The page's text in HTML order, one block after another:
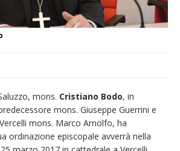
mons. Cristiano Bodo, in
mons. Giuseppe Guerrini e
mons. Marco Arnolfo, ha
ordinazione episcopale avverrà nella